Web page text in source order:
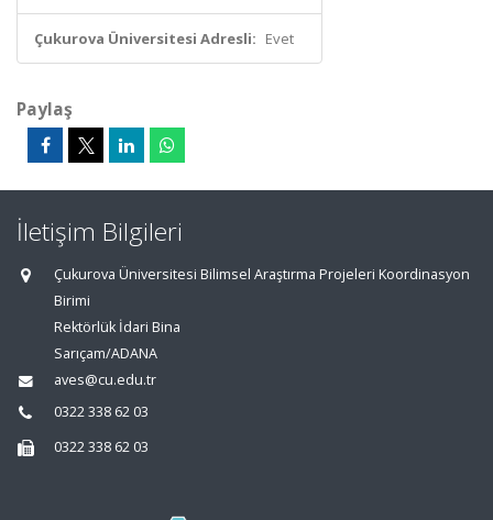
Çukurova Üniversitesi Adresli: Evet
Paylaş
İletişim Bilgileri
Çukurova Üniversitesi Bilimsel Araştırma Projeleri Koordinasyon
Birimi
Rektörlük İdari Bina
Sarıçam/ADANA
aves@cu.edu.tr
0322 338 62 03
0322 338 62 03